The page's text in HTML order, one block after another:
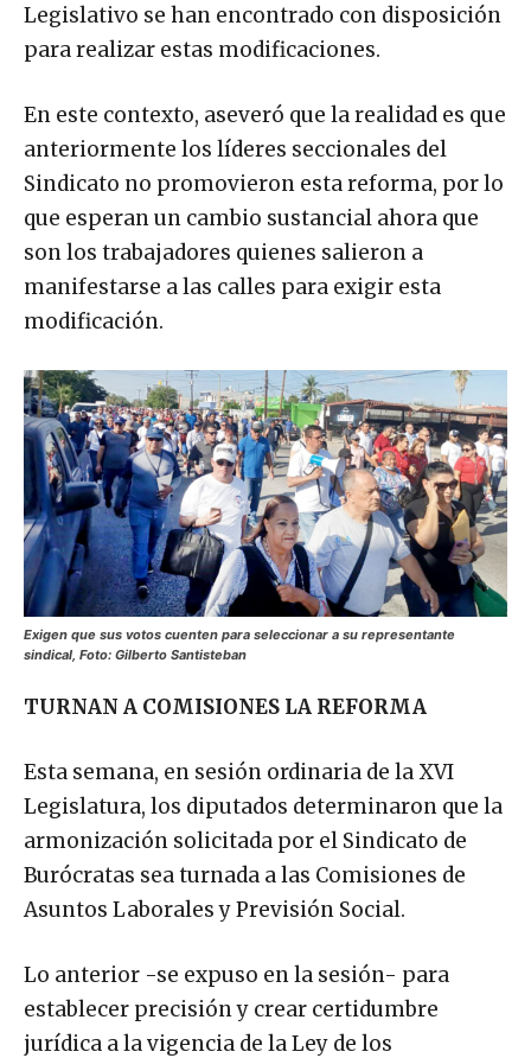
Legislativo se han encontrado con disposición
para realizar estas modificaciones.
En este contexto, aseveró que la realidad es que
anteriormente los líderes seccionales del
Sindicato no promovieron esta reforma, por lo
que esperan un cambio sustancial ahora que
son los trabajadores quienes salieron a
manifestarse a las calles para exigir esta
modificación.
Exigen que sus votos cuenten para seleccionar a su representante
sindical, Foto: Gilberto Santisteban
TURNAN A COMISIONES LA REFORMA
Esta semana, en sesión ordinaria de la XVI
Legislatura, los diputados determinaron que la
armonización solicitada por el Sindicato de
Burócratas sea turnada a las Comisiones de
Asuntos Laborales y Previsión Social.
Lo anterior -se expuso en la sesión- para
establecer precisión y crear certidumbre
jurídica a la vigencia de la Ley de los